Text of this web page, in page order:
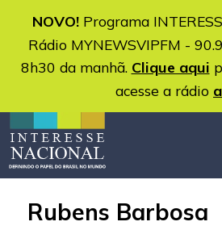
NOVO!Programa
Rádio MYNEWSVIPFM -
8h30 da manhã. Clique aqui
acesse a rádio
Rubens Barbosa